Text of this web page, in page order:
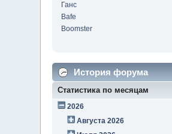
Ганс
Bafe
Boomster
История форума
Статистика по месяцам
2026
Августа 2026